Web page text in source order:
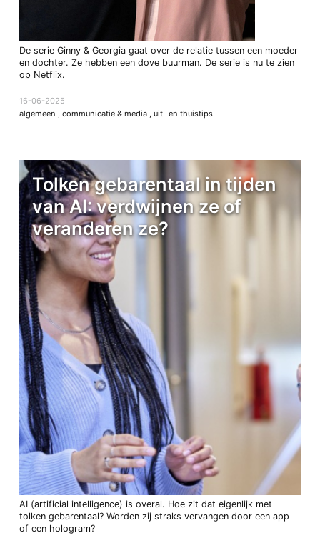
De serie Ginny & Georgia gaat over de relatie tussen een moeder
en dochter. Ze hebben een dove buurman. De serie is nu te zien
op Netflix.
16-06-2025
algemeen , communicatie & media , uit- en thuistips
Tolken gebarentaal in tijden
van AI: verdwijnen ze of
veranderen ze?
AI (artificial intelligence) is overal. Hoe zit dat eigenlijk met
tolken gebarentaal? Worden zij straks vervangen door een app
of een hologram?